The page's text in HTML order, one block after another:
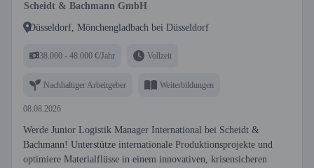
Scheidt & Bachmann GmbH
Düsseldorf, Mönchengladbach bei Düsseldorf
38.000 - 48.000 €/Jahr Vollzeit
Nachhaltiger Arbeitgeber Weiterbildungen
08.08.2026
Werde Junior Logistik Manager International bei Scheidt &
Bachmann! Unterstütze internationale Produktionsprojekte und
optimiere Materialflüsse in einem innovativen, krisensicheren